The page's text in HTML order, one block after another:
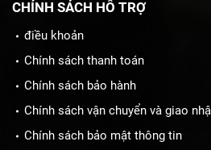
CHÍNH SÁCH HỖ TRỢ
điều khoản
Chính sách thanh toán
Chính sách bảo hành
Chính sách vận chuyển và giao
Chính sách bảo mật thông tin